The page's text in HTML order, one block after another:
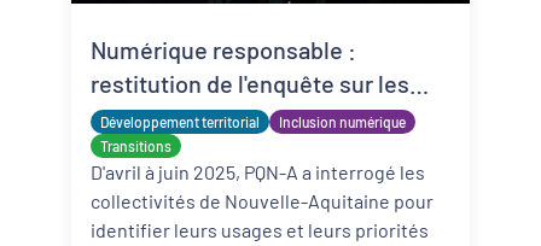
Développement territorial
Inclusion numérique
Transitions
Numérique responsable :
restitution de l'enquête sur les
pratiques et les besoins des
collectivités de Nouvelle-
Aquitaine
D'avril à juin 2025, PQN-A a interrogé les
collectivités de Nouvelle-Aquitaine pour
identifier leurs usages et leurs priorités